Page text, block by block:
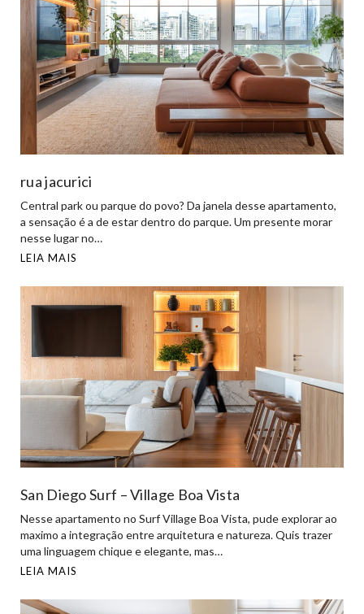
rua jacurici
Central park ou parque do povo? Da janela desse apartamento,
a sensação é a de estar dentro do parque. Um presente morar
nesse lugar no…
LEIA MAIS
San Diego Surf – Village Boa Vista
Nesse apartamento no Surf Village Boa Vista, pude explorar ao
maximo a integração entre arquitetura e natureza. Quis trazer
uma linguagem chique e elegante, mas…
LEIA MAIS